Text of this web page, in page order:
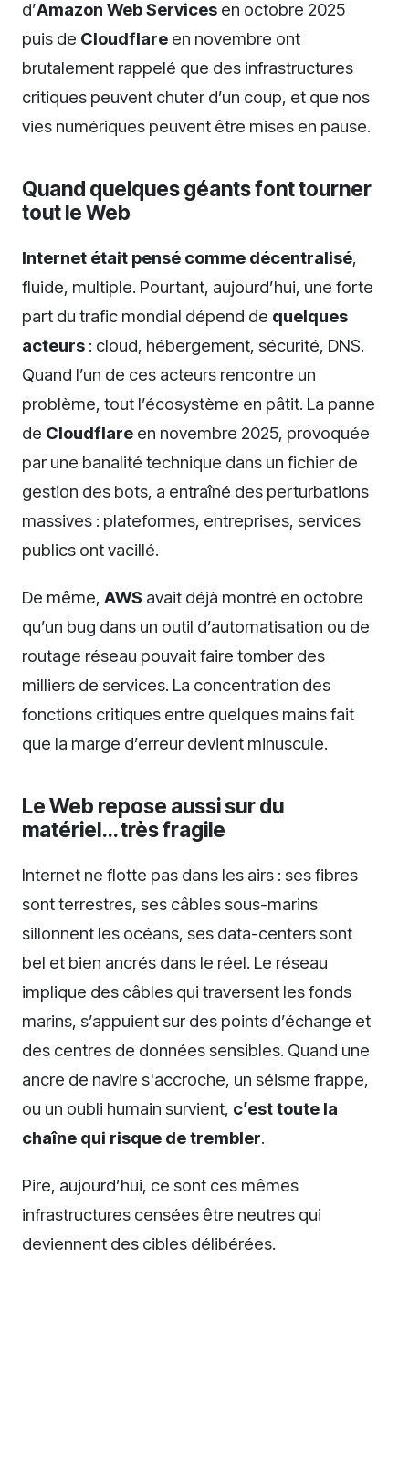
d’Amazon Web Services en octobre 2025
puis de Cloudflare en novembre ont
brutalement rappelé que des infrastructures
critiques peuvent chuter d’un coup, et que nos
vies numériques peuvent être mises en pause.
Quand quelques géants font tourner
tout le Web
Internet était pensé comme décentralisé,
fluide, multiple. Pourtant, aujourd’hui, une forte
part du trafic mondial dépend de quelques
acteurs : cloud, hébergement, sécurité, DNS.
Quand l’un de ces acteurs rencontre un
problème, tout l’écosystème en pâtit. La panne
de Cloudflare en novembre 2025, provoquée
par une banalité technique dans un fichier de
gestion des bots, a entraîné des perturbations
massives : plateformes, entreprises, services
publics ont vacillé.
De même, AWS avait déjà montré en octobre
qu’un bug dans un outil d’automatisation ou de
routage réseau pouvait faire tomber des
milliers de services. La concentration des
fonctions critiques entre quelques mains fait
que la marge d’erreur devient minuscule.
Le Web repose aussi sur du
matériel… très fragile
Internet ne flotte pas dans les airs : ses fibres
sont terrestres, ses câbles sous-marins
sillonnent les océans, ses data-centers sont
bel et bien ancrés dans le réel. Le réseau
implique des câbles qui traversent les fonds
marins, s’appuient sur des points d’échange et
des centres de données sensibles. Quand une
ancre de navire s'accroche, un séisme frappe,
ou un oubli humain survient, c’est toute la
chaîne qui risque de trembler.
Pire, aujourd’hui, ce sont ces mêmes
infrastructures censées être neutres qui
deviennent des cibles délibérées.